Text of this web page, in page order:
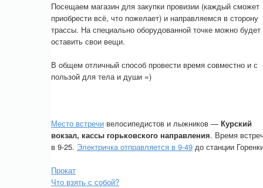
Посещаем магазин для закупки провизии (каждый сможет
приобрести всё, что пожелает) и направляемся в сторону
трассы. На специально оборудованной точке можно будет
оставить свои вещи.
В общем отличный способ провести время совместно и с
пользой для тела и души =)
Место встречи велосипедистов и лыжников — Курский
вокзал, кассы горьковского направления. Время
в 9-25. Электричка отправляется в 9-49 до станции
Прокат
Что взять с собой?